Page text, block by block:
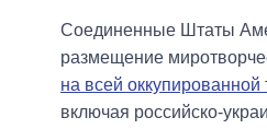
Соединенные Штаты
размещение
на всей оккупированной
включая российско-